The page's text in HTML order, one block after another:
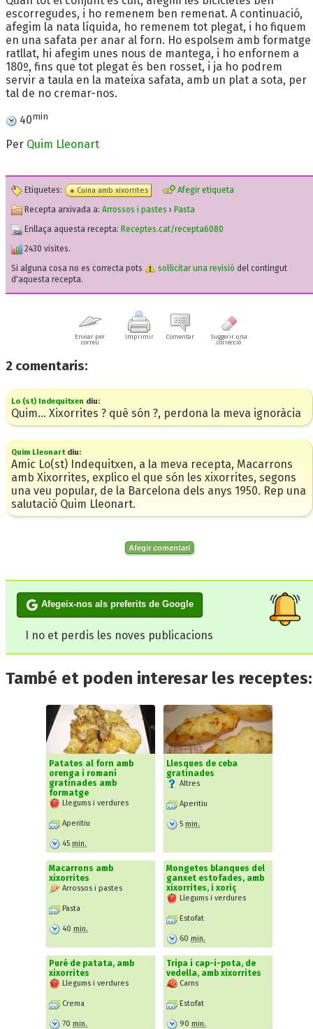
escorregudes, i ho remenem ben remenat. A continuació,
afegim la nata líquida, ho remenem tot plegat, i ho fiquem
en una safata per anar al forn. Ho espolsem amb formatge
ratllat, hi afegim unes nous de mantega, i ho enfornem a
180º, fins que tot plegat és ben rosset, i ja ho podrem
servir a taula en la mateixa safata, amb un plat a sota, per
tal de no cremar-nos.
40min
Per Quim Lleonart
Etiquetes: Cuina amb xixorrites
Afegir etiqueta
Recepta arxivada a: Arrossos i pastes › Pasta
Enllaça aquesta recepta: Receptes.cat/recepta6080
2430 visites.
Si alguna cosa no es correcta pots
sol·licitar una revisió del contingut
d'aquesta recepta.
Enviar per
correu
Imprimir Comentar
Suggerir una
correcció
2 comentaris:
Lo (st) Indequitxen diu:
Quim... Xixorrites ? què són ?, perdona la meva ignoràcia
Quim Lleonartdiu:
Amic Lo(st) Indequitxen, a la meva recepta, Macarrons
amb Xixorrites, explico el que són les xixorrites, segons
una veu popular, de la Barcelona dels anys 1950. Rep una
salutació Quim Lleonart.
Afegir comentari
Afegeix-nos als preferits de Google
I no et perdis les noves publicacions
També et poden interesar les receptes:
Patates al forn amb
orenga i romaní
gratinades amb
formatge
Llegums i verdures
Aperitiu
45 min.
Llesques de ceba
gratinades
Altres
Aperitiu
5 min.
Macarrons amb
xixorrites
Arrossos i pastes
Pasta
40 min.
Mongetes blanques del
ganxet estofades, amb
xixorrites, i xoriç
Llegums i verdures
Estofat
60 min.
Puré de patata, amb
xixorrites
Llegums i verdures
Crema
70 min.
Tripa i cap-i-pota, de
vedella, amb xixorrites
Carns
Estofat
90 min.